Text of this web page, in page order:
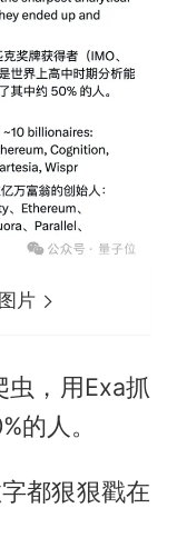
片
，用Exa抓
的人。
都狠狠戳在